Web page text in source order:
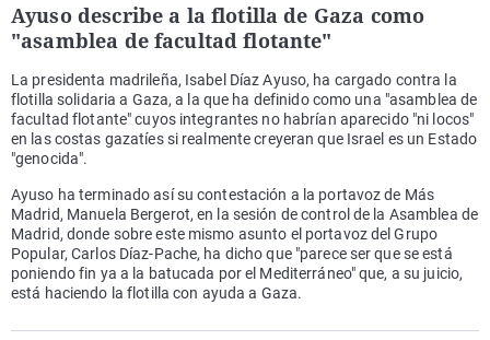
Ayuso describe a la flotilla de Gaza como
"asamblea de facultad flotante"
La presidenta madrileña, Isabel Díaz Ayuso, ha cargado contra la
flotilla solidaria a Gaza, a la que ha definido como una "asamblea de
facultad flotante" cuyos integrantes no habrían aparecido "ni locos"
en las costas gazatíes si realmente creyeran que Israel es un Estado
"genocida".
Ayuso ha terminado así su contestación a la portavoz de Más
Madrid, Manuela Bergerot, en la sesión de control de la Asamblea de
Madrid, donde sobre este mismo asunto el portavoz del Grupo
Popular, Carlos Díaz-Pache, ha dicho que "parece ser que se está
poniendo fin ya a la batucada por el Mediterráneo" que, a su juicio,
está haciendo la flotilla con ayuda a Gaza.